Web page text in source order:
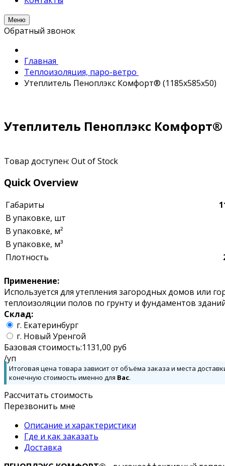
Меню
Обратный звонок
Главная
Теплоизоляция, паро-ветро
Утеплитель Пеноплэкс Комфорт® (1185x585x50)
Утеплитель Пеноплэкс Комфорт®
Товар доступен: Out of Stock
Quick Overview
Габариты
В упаковке, шт
В упаковке, м²
В упаковке, м³
Плотность
Применение:
Используется для утепления загородных домов или
теплоизоляции полов по грунту и фундаментов
Склад:
г. Екатеринбург
г. Новый Уренгой
Базовая стоимость:1131,00 руб
/уп
Итоговая цена товара зависит от объёма заказа и места
конечную стоимость именно для Вас.
Рассчитать стоимость
Перезвонить мне
Описание и характеристики
Где и как заказать
Доставка